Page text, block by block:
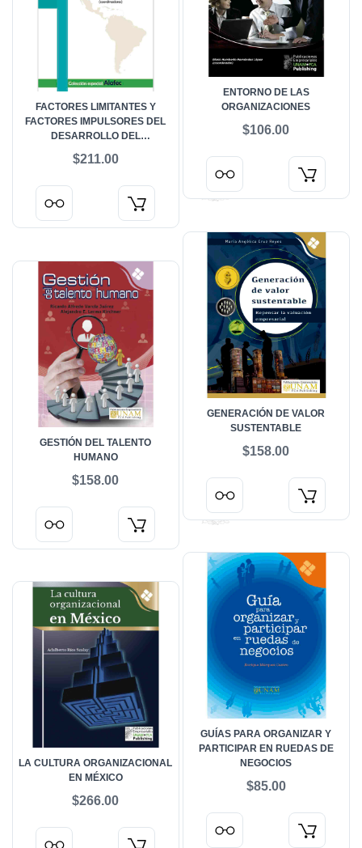
ENTORNO DE LAS
ORGANIZACIONES
$106.00
FACTORES LIMITANTES Y
FACTORES IMPULSORES DEL
DESARROLLO DEL
AMERICA LATINA
$211.00
GENERACIÓN DE VALOR
SUSTENTABLE
$158.00
GESTIÓN DEL TALENTO
HUMANO
$158.00
GUÍAS PARA ORGANIZAR Y
PARTICIPAR EN RUEDAS DE
NEGOCIOS
$85.00
LA CULTURA ORGANIZACIONAL
EN MÉXICO
$266.00